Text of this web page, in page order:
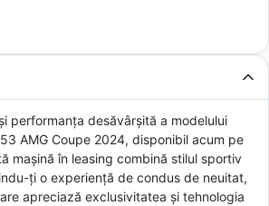
performanța desăvârșită a modelului
AMG Coupe 2024, disponibil acum pe
mașină în leasing combină stilul sportiv
ți o experiență de condus de neuitat,
apreciază exclusivitatea și tehnologia